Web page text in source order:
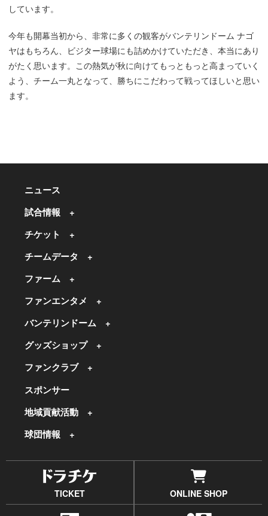
しています。
今年も開幕当初から、非常に多くの観客がバンテリンドーム ナゴ
ヤはもちろん、ビジター球場にも詰めかけていただき、本当にあり
がたく思います。この熱気が秋に向けてもっともっと高まっていく
よう、チーム一丸となって、勝ちにこだわって戦ってほしいと思い
ます。
ニュース
試合情報
チケット
チームデータ
ファーム
ファンエンタメ
バンテリンドーム
グッズショップ
ファンクラブ
スポンサー
地域貢献活動
球団情報
TICKET ONLINE SHOP